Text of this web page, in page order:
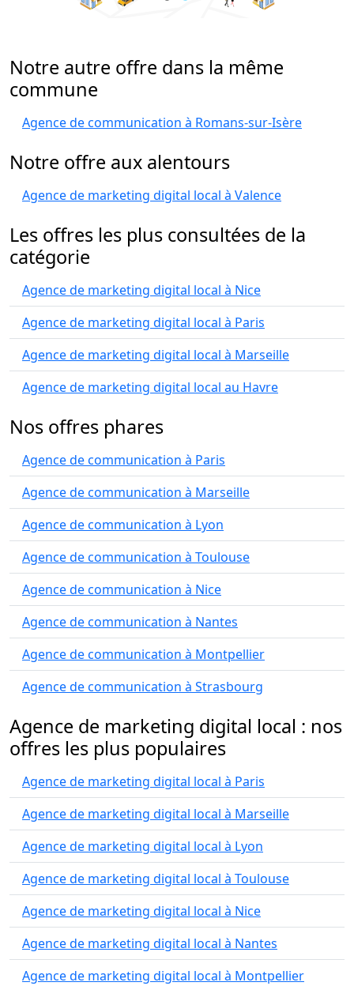
Notre autre offre dans la même
commune
Agence de communication à Romans-sur-Isère
Notre offre aux alentours
Agence de marketing digital local à Valence
Les offres les plus consultées de la
catégorie
Agence de marketing digital local à Nice
Agence de marketing digital local à Paris
Agence de marketing digital local à Marseille
Agence de marketing digital local au Havre
Nos offres phares
Agence de communication à Paris
Agence de communication à Marseille
Agence de communication à Lyon
Agence de communication à Toulouse
Agence de communication à Nice
Agence de communication à Nantes
Agence de communication à Montpellier
Agence de communication à Strasbourg
Agence de marketing digital local : nos
offres les plus populaires
Agence de marketing digital local à Paris
Agence de marketing digital local à Marseille
Agence de marketing digital local à Lyon
Agence de marketing digital local à Toulouse
Agence de marketing digital local à Nice
Agence de marketing digital local à Nantes
Agence de marketing digital local à Montpellier